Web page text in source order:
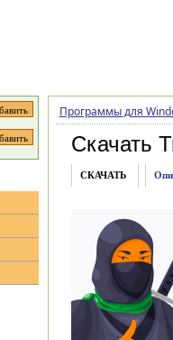
Программы для
Скачать
СКАЧАТЬ